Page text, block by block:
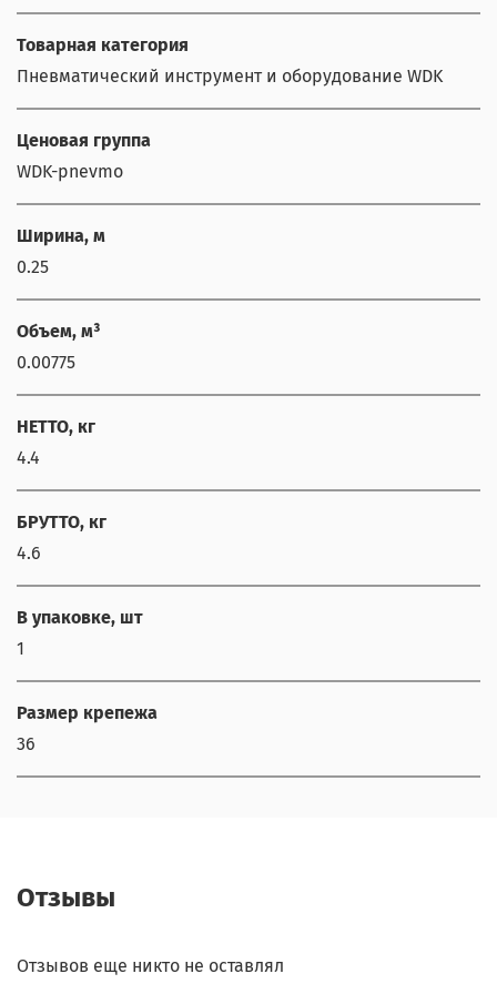
Товарная категория
Пневматический инструмент и оборудование WDK
Ценовая группа
WDK-pnevmo
Ширина, м
0.25
Объем, м³
0.00775
НЕТТО, кг
4.4
БРУТТО, кг
4.6
В упаковке, шт
1
Размер крепежа
36
Отзывы
Отзывов еще никто не оставлял
Свяжитесь с нами через любой удобный
Написать менеджеру в MAX
Группа Вконтакте